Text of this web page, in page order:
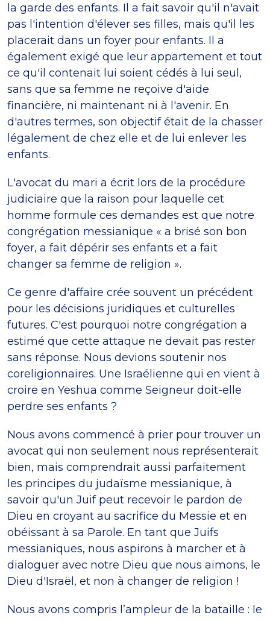
la garde des enfants. Il a fait savoir qu'il n'avait
pas l'intention d'élever ses filles, mais qu'il les
placerait dans un foyer pour enfants. Il a
également exigé que leur appartement et tout
ce qu'il contenait lui soient cédés à lui seul,
sans que sa femme ne reçoive d'aide
financière, ni maintenant ni à l'avenir. En
d'autres termes, son objectif était de la chasser
légalement de chez elle et de lui enlever les
enfants.
L'avocat du mari a écrit lors de la procédure
judiciaire que la raison pour laquelle cet
homme formule ces demandes est que notre
congrégation messianique « a brisé son bon
foyer, a fait dépérir ses enfants et a fait
changer sa femme de religion ».
Ce genre d'affaire crée souvent un précédent
pour les décisions juridiques et culturelles
futures. C'est pourquoi notre congrégation a
estimé que cette attaque ne devait pas rester
sans réponse. Nous devions soutenir nos
coreligionnaires. Une Israélienne qui en vient à
croire en Yeshua comme Seigneur doit-elle
perdre ses enfants ?
Nous avons commencé à prier pour trouver un
avocat qui non seulement nous représenterait
bien, mais comprendrait aussi parfaitement
les principes du judaïsme messianique, à
savoir qu'un Juif peut recevoir le pardon de
Dieu en croyant au sacrifice du Messie et en
obéissant à sa Parole. En tant que Juifs
messianiques, nous aspirons à marcher et à
dialoguer avec notre Dieu que nous aimons, le
Dieu d'Israël, et non à changer de religion !
Nous avons compris l’ampleur de la bataille : le